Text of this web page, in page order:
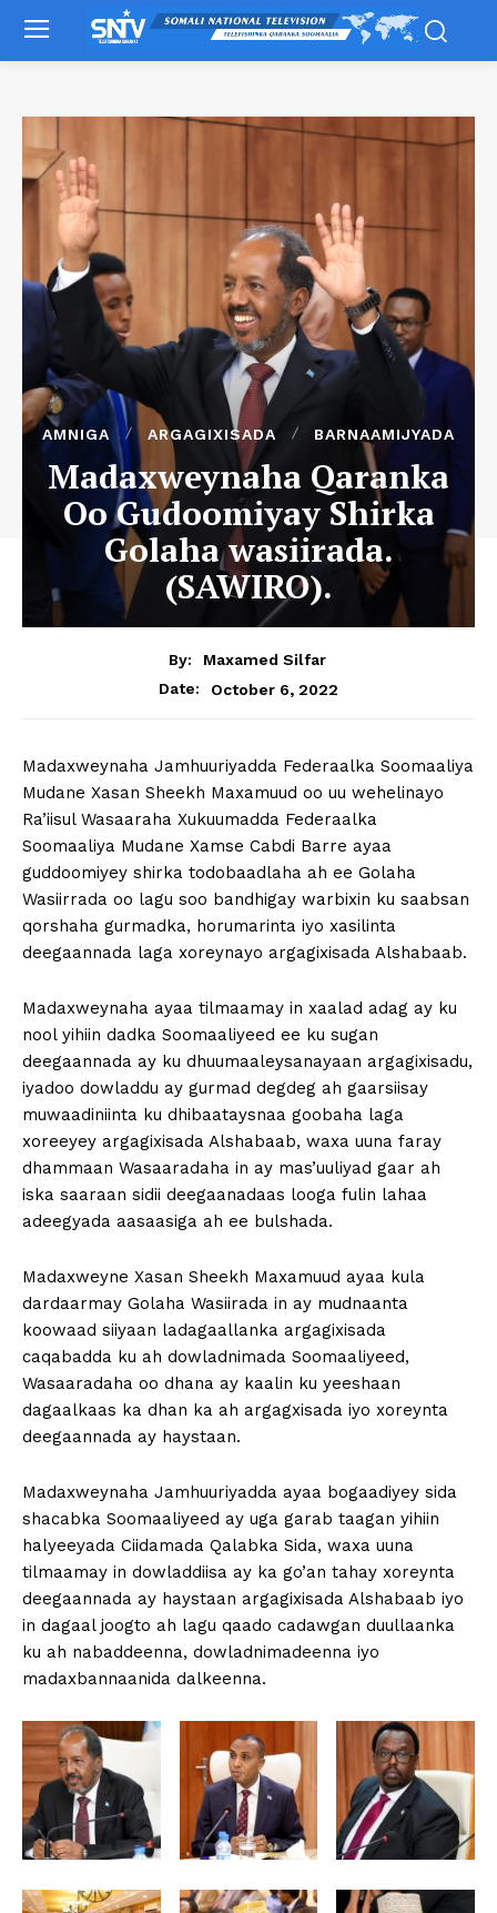
AMNIGA ARGAGIXISADA BARNAAMIJYADA
Madaxweynaha Qaranka
Oo Gudoomiyay Shirka
Golaha wasiirada.
(SAWIRO).
By:
Maxamed Silfar
Date:
October 6, 2022
Madaxweynaha Jamhuuriyadda Federaalka Soomaaliya
Mudane Xasan Sheekh Maxamuud oo uu wehelinayo
Ra’iisul Wasaaraha Xukuumadda Federaalka
Soomaaliya Mudane Xamse Cabdi Barre ayaa
guddoomiyey shirka todobaadlaha ah ee Golaha
Wasiirrada oo lagu soo bandhigay warbixin ku saabsan
qorshaha gurmadka, horumarinta iyo xasilinta
deegaannada laga xoreynayo argagixisada Alshabaab.
Madaxweynaha ayaa tilmaamay in xaalad adag ay ku
nool yihiin dadka Soomaaliyeed ee ku sugan
deegaannada ay ku dhuumaaleysanayaan argagixisadu,
iyadoo dowladdu ay gurmad degdeg ah gaarsiisay
muwaadiniinta ku dhibaataysnaa goobaha laga
xoreeyey argagixisada Alshabaab, waxa uuna faray
dhammaan Wasaaradaha in ay mas’uuliyad gaar ah
iska saaraan sidii deegaanadaas looga fulin lahaa
adeegyada aasaasiga ah ee bulshada.
Madaxweyne Xasan Sheekh Maxamuud ayaa kula
dardaarmay Golaha Wasiirada in ay mudnaanta
koowaad siiyaan ladagaallanka argagixisada
caqabadda ku ah dowladnimada Soomaaliyeed,
Wasaaradaha oo dhana ay kaalin ku yeeshaan
dagaalkaas ka dhan ka ah argagxisada iyo xoreynta
deegaannada ay haystaan.
Madaxweynaha Jamhuuriyadda ayaa bogaadiyey sida
shacabka Soomaaliyeed ay uga garab taagan yihiin
halyeeyada Ciidamada Qalabka Sida, waxa uuna
tilmaamay in dowladdiisa ay ka go’an tahay xoreynta
deegaannada ay haystaan argagixisada Alshabaab iyo
in dagaal joogto ah lagu qaado cadawgan duullaanka
ku ah nabaddeenna, dowladnimadeenna iyo
madaxbannaanida dalkeenna.